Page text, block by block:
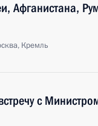
Афганистана,
Кремль
с